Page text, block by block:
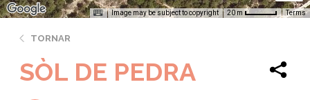
Image may be subject to copyright 20 m Terms
TORNAR
SÒL DE PEDRA